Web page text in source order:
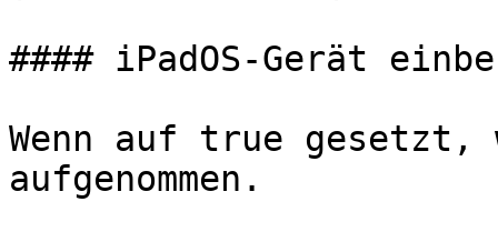
#### iPadOS-Gerät
Wenn auf true gesetzt,
aufgenommen.